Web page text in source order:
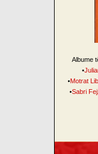
Albume
•
•Motrat
•Sabri